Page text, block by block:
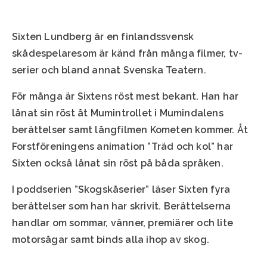
Sixten Lundberg är en finlandssvensk
skådespelaresom är känd från många filmer, tv-
serier och bland annat Svenska Teatern.
För många är Sixtens röst mest bekant. Han har
lånat sin röst åt Mumintrollet i Mumindalens
berättelser samt långfilmen Kometen kommer. Åt
Forstföreningens animation ”Träd och kol” har
Sixten också lånat sin röst på båda språken.
I poddserien ”Skogskåserier” läser Sixten fyra
berättelser som han har skrivit. Berättelserna
handlar om sommar, vänner, premiärer och lite
motorsågar samt binds alla ihop av skog.